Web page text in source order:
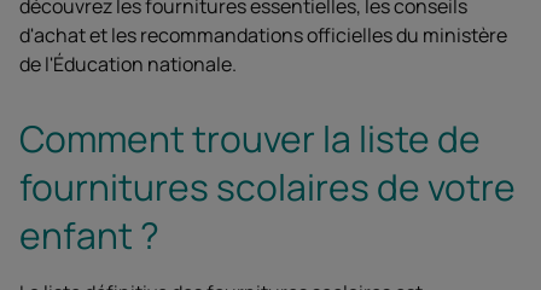
découvrez les fournitures essentielles, les conseils
d'achat et les recommandations officielles du ministère
de l'Éducation nationale.
Comment trouver la liste de
fournitures scolaires de votre
enfant ?